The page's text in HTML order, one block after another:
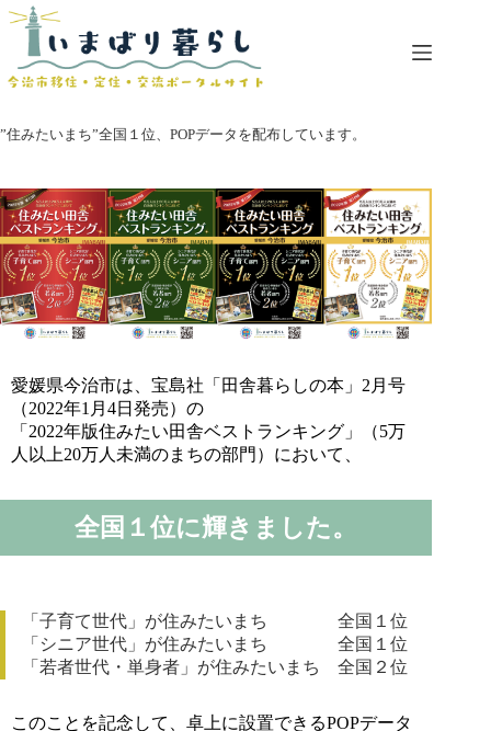
コ
ン
へ
ス
ッ
プ
”住みたいまち”全国１位、POPデータを配布しています。
愛媛県今治市は、宝島社「田舎暮らしの本」2月号
（2022年1月4日発売）の
「2022年版住みたい田舎ベストランキング」（5万
人以上20万人未満のまちの部門）において、
全国１位に輝きました。
「子育て世代」が住みたいまち 全国１位
「シニア世代」が住みたいまち 全国１位
「若者世代・単身者」が住みたいまち 全国２位
このことを記念して、卓上に設置できるPOPデータ